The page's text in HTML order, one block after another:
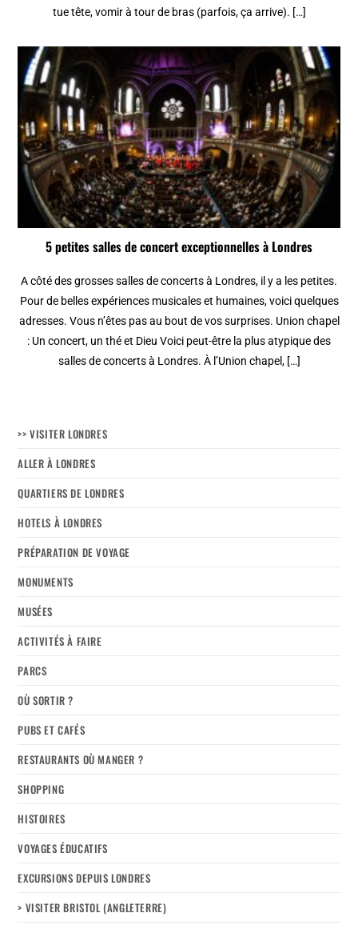
tue tête, vomir à tour de bras (parfois, ça arrive). […]
5 petites salles de concert exceptionnelles à Londres
A côté des grosses salles de concerts à Londres, il y a les petites.
Pour de belles expériences musicales et humaines, voici quelques
adresses. Vous n’êtes pas au bout de vos surprises. Union chapel
: Un concert, un thé et Dieu Voici peut-être la plus atypique des
salles de concerts à Londres. À l’Union chapel, […]
>> VISITER LONDRES
ALLER À LONDRES
QUARTIERS DE LONDRES
HOTELS À LONDRES
PRÉPARATION DE VOYAGE
MONUMENTS
MUSÉES
ACTIVITÉS À FAIRE
PARCS
OÙ SORTIR ?
PUBS ET CAFÉS
RESTAURANTS OÙ MANGER ?
SHOPPING
HISTOIRES
VOYAGES ÉDUCATIFS
EXCURSIONS DEPUIS LONDRES
> VISITER BRISTOL (ANGLETERRE)